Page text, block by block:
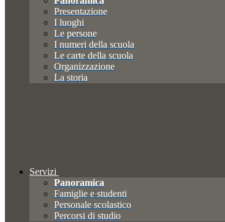
Presentazione
I luoghi
Le persone
I numeri della scuola
Le carte della scuola
Organizzazione
La storia
Servizi
Panoramica
Famiglie e studenti
Personale scolastico
Percorsi di studio